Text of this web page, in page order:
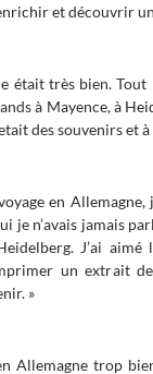
et découvrir
était très bien. Tout
à Mayence, à
des souvenirs et à
en
je n’avais jamais
J’ai aimé
un extrait
»
Allemagne trop